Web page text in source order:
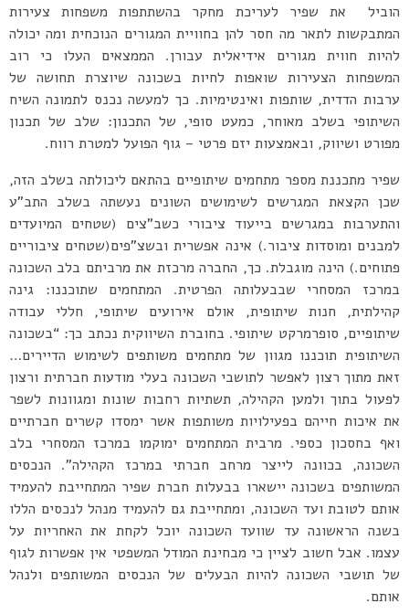
הוביל את שפיר לעריכת מחקר בהשתתפות משפחות צעירות
המתבקשות לתאר מה חסר להן בחוויית המגורים הנוכחית ומה יכולה
להיות חווית מגורים אידיאלית עבורן. הממצאים העלו כי רוב
המשפחות הצעירות שואפות לחיות בשכונה שיוצרת תחושה של
ערבות הדדית, שותפות ואינטימיות. כך למעשה נכנס לתמונה השיח
השיתופי בשלב מאוחר, כמעט סופי, של התכנון: שלב של תכנון
מפורט ושיווק, ובאמצעות יזם פרטי – גוף הפועל למטרת רווח.
שפיר מתכננת מספר מתחמים שיתופיים בהתאם ליכולתה בשלב הזה,
שכן הקצאת המגרשים לשימושים השונים נעשתה בשלב התב”ע
והתערבות במגרשים בייעוד ציבורי כשב”צים (שטחים המיועדים
למבנים ומוסדות ציבור.) אינה אפשרית ובשצ”פים(שטחים ציבוריים
פתוחים.) הינה מוגבלת. כך, החברה מרכזת את מרביתם בלב השכונה
במרכז המסחרי שבבעלותה הפרטית. המתחמים שתוכננו: גינה
קהילתית, חנות שיתופית, אולם אירועים שיתופי, חללי עבודה
שיתופיים, סופרמרקט שיתופי. בחוברת השיווקית נכתב כך: “בשכונה
השיתופית תוכננו מגוון של מתחמים משותפים לשימוש הדיירים…
זאת מתוך רצון לאפשר לתושבי השכונה בעלי מודעות חברתית ורצון
לפעול בתוך ולמען הקהילה, תשתיות רחבות שונות ומגוונות לשפר
את איכות חייהם בפעילויות משותפות אשר ימסדו קשרים חברתיים
ואף בחסכון כספי. מרבית המתחמים ימוקמו במרכז המסחרי בלב
השכונה, בכוונה לייצר מרחב חברתי במרכז הקהילה”. הנכסים
המשותפים בשכונה יישארו בבעלות חברת שפיר המתחייבת להעמיד
אותם לטובת ועד השכונה, ומתחייבת גם להעמיד מנהל לנכסים הללו
בשנה הראשונה עד שוועד השכונה יוכל לקחת את האחריות על
עצמו. אבל חשוב לציין כי מבחינת המודל המשפטי אין אפשרות לגוף
של תושבי השכונה להיות הבעלים של הנכסים המשותפים ולנהל
אותם.